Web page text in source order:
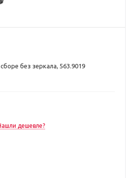
без зеркала, 563.9019
дешевле?